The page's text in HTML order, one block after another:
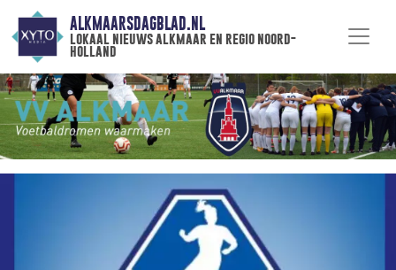
ALKMAARSDAGBLAD.NL
lokaal nieuws alkmaar en regio noord-
holland